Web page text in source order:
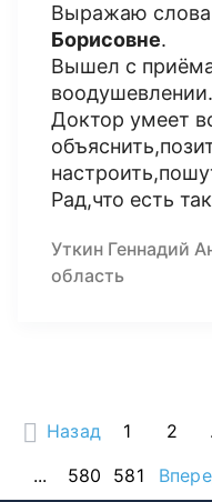
Выражаю слова
Борисовне.
Вышел с
воодушевлении.
Доктор умеет
Рад,что есть
Уткин Геннадий
область
Назад 1 2
...
580 581